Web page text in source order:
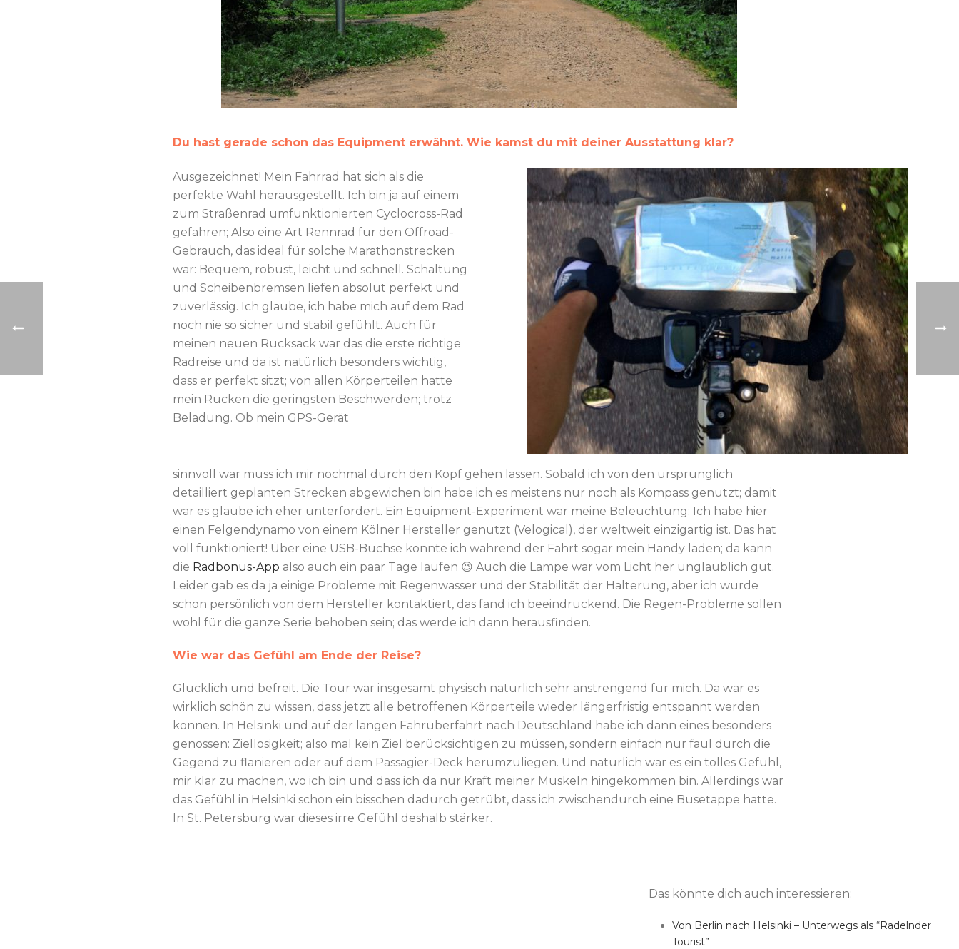
Du hast gerade schon das Equipment erwähnt. Wie kamst du mit deiner Ausstattung klar?
Ausgezeichnet! Mein Fahrrad hat sich als die
perfekte Wahl herausgestellt. Ich bin ja auf einem
zum Straßenrad umfunktionierten Cyclocross-Rad
gefahren; Also eine Art Rennrad für den Offroad-
Gebrauch, das ideal für solche Marathonstrecken
war: Bequem, robust, leicht und schnell. Schaltung
und Scheibenbremsen liefen absolut perfekt und
zuverlässig. Ich glaube, ich habe mich auf dem Rad
noch nie so sicher und stabil gefühlt. Auch für
meinen neuen Rucksack war das die erste richtige
Radreise und da ist natürlich besonders wichtig,
dass er perfekt sitzt; von allen Körperteilen hatte
mein Rücken die geringsten Beschwerden; trotz
Beladung. Ob mein GPS-Gerät
sinnvoll war muss ich mir nochmal durch den Kopf gehen lassen. Sobald ich von den ursprünglich
detailliert geplanten Strecken abgewichen bin habe ich es meistens nur noch als Kompass genutzt; damit
war es glaube ich eher unterfordert. Ein Equipment-Experiment war meine Beleuchtung: Ich habe hier
einen Felgendynamo von einem Kölner Hersteller genutzt (Velogical), der weltweit einzigartig ist. Das hat
voll funktioniert! Über eine USB-Buchse konnte ich während der Fahrt sogar mein Handy laden; da kann
die Radbonus-App also auch ein paar Tage laufen 😉 Auch die Lampe war vom Licht her unglaublich gut.
Leider gab es da ja einige Probleme mit Regenwasser und der Stabilität der Halterung, aber ich wurde
schon persönlich von dem Hersteller kontaktiert, das fand ich beeindruckend. Die Regen-Probleme sollen
wohl für die ganze Serie behoben sein; das werde ich dann herausfinden.
Wie war das Gefühl am Ende der Reise?
Glücklich und befreit. Die Tour war insgesamt physisch natürlich sehr anstrengend für mich. Da war es
wirklich schön zu wissen, dass jetzt alle betroffenen Körperteile wieder längerfristig entspannt werden
können. In Helsinki und auf der langen Fährüberfahrt nach Deutschland habe ich dann eines besonders
genossen: Ziellosigkeit; also mal kein Ziel berücksichtigen zu müssen, sondern einfach nur faul durch die
Gegend zu flanieren oder auf dem Passagier-Deck herumzuliegen. Und natürlich war es ein tolles Gefühl,
mir klar zu machen, wo ich bin und dass ich da nur Kraft meiner Muskeln hingekommen bin. Allerdings war
das Gefühl in Helsinki schon ein bisschen dadurch getrübt, dass ich zwischendurch eine Busetappe hatte.
In St. Petersburg war dieses irre Gefühl deshalb stärker.
Das könnte dich auch interessieren:
Von Berlin nach Helsinki – Unterwegs als “Radelnder
Tourist”